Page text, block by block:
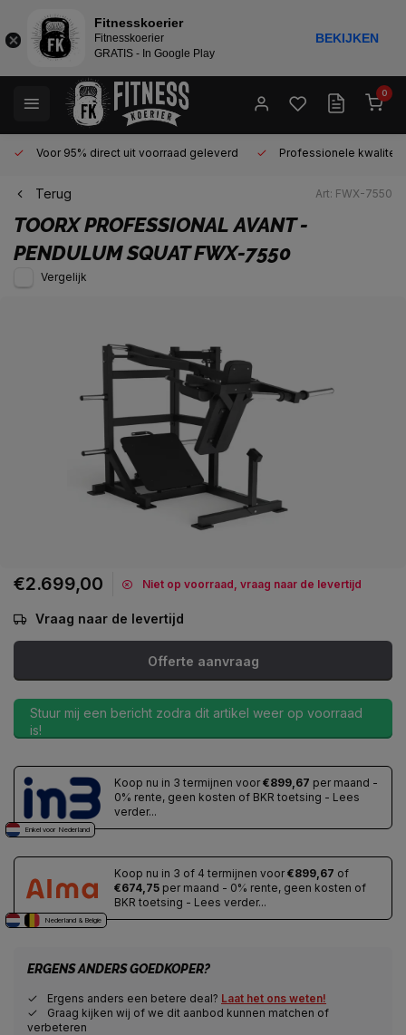
0
Voor 95% direct uit voorraad geleverd Professionele kwaliteit
Terug Art: FWX-7550
TOORX PROFESSIONAL AVANT -
PENDULUM SQUAT FWX-7550
Vergelijk
€2.699,00 Niet op voorraad, vraag naar de levertijd
Vraag naar de levertijd
Offerte aanvraag
Stuur mij een bericht zodra dit artikel weer op voorraad
is!
Enkel voor Nederland
Koop nu in 3 termijnen voor €899,67 per maand -
0% rente, geen kosten of BKR toetsing - Lees
verder...
Nederland & Belgie
Koop nu in 3 of 4 termijnen voor €899,67 of
€674,75 per maand - 0% rente, geen kosten of
BKR toetsing - Lees verder...
ERGENS ANDERS GOEDKOPER?
Ergens anders een betere deal? Laat het ons weten!
Graag kijken wij of we dit aanbod kunnen matchen of
verbeteren
Fitnesskoerier
Fitnesskoerier
GRATIS - In Google Play
BEKIJKEN